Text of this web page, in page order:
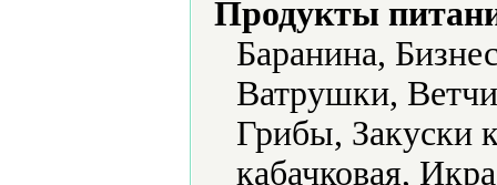
Продукты
Баранина,
Ватрушки,
Грибы, Закуски
кабачковая,